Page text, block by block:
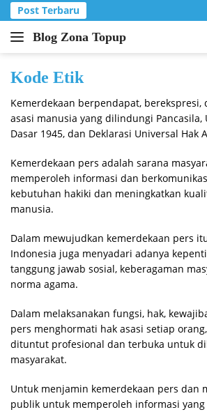
Langsung
ke
konten
Post Terbaru
Blog Zona Topup
Tips
Trik
game
online
Kode Etik
Kemerdekaan berpendapat, berekspresi,
asasi manusia yang dilindungi Pancasila,
Dasar 1945, dan Deklarasi Universal Hak
Kemerdekaan pers adalah sarana
memperoleh informasi dan
kebutuhan hakiki dan meningkatkan
manusia.
Dalam mewujudkan kemerdekaan pers
Indonesia juga menyadari adanya
tanggung jawab sosial, keberagaman
norma agama.
Dalam melaksanakan fungsi, hak,
pers menghormati hak asasi setiap
dituntut profesional dan terbuka untuk
masyarakat.
Untuk menjamin kemerdekaan pers dan
publik untuk memperoleh informasi